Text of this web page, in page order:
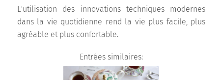
L'utilisation des innovations techniques modernes
dans la vie quotidienne rend la vie plus facile, plus
agréable et plus confortable.
Entrées similaires: